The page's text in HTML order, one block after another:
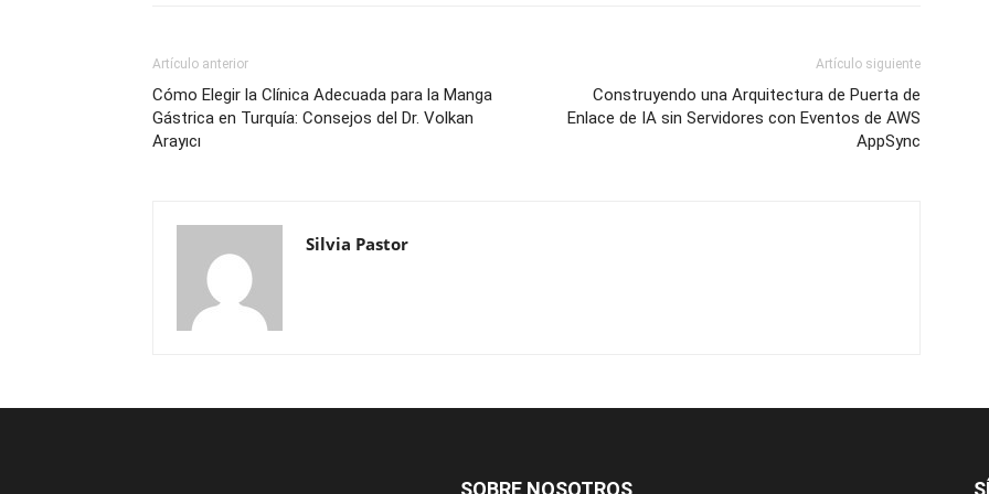
Artículo anterior
Cómo Elegir la Clínica Adecuada para la Manga
Gástrica en Turquía: Consejos del Dr. Volkan
Arayıcı
Artículo siguiente
Construyendo una Arquitectura de Puerta de
Enlace de IA sin Servidores con Eventos de AWS
AppSync
Silvia Pastor
SOBRE NOSOTROS